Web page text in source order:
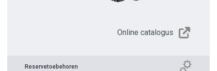
Online catalogus
Reservetoebehoren